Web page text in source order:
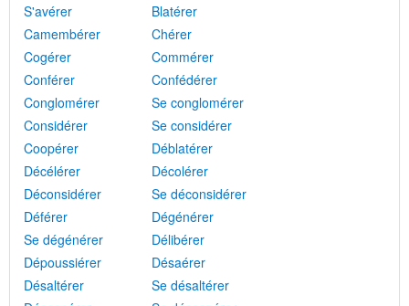
S'avérer
Blatérer
Camembérer
Chérer
Cogérer
Commérer
Conférer
Confédérer
Conglomérer
Se conglomérer
Considérer
Se considérer
Coopérer
Déblatérer
Décélérer
Décolérer
Déconsidérer
Se déconsidérer
Déférer
Dégénérer
Se dégénérer
Délibérer
Dépoussiérer
Désaérer
Désaltérer
Se désaltérer